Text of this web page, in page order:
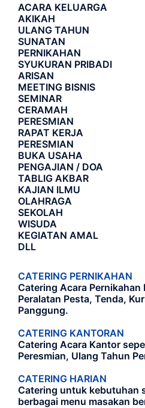
ACARA KELUARGA
AKIKAH
ULANG TAHUN
SUNATAN
PERNIKAHAN
SYUKURAN PRIBADI
ARISAN
MEETING BISNIS
SEMINAR
CERAMAH
PERESMIAN
RAPAT KERJA
PERESMIAN
BUKA USAHA
PENGAJIAN / DOA
TABLIG AKBAR
KAJIAN ILMU
OLAHRAGA
SEKOLAH
WISUDA
KEGIATAN AMAL
DLL
CATERING PERNIKAHAN
Catering Acara Pernikahan
Peralatan Pesta, Tenda,
Panggung.
CATERING KANTORAN
Catering Acara Kantor
Peresmian, Ulang Tahun
CATERING HARIAN
Catering untuk kebutuhan
berbagai menu masakan